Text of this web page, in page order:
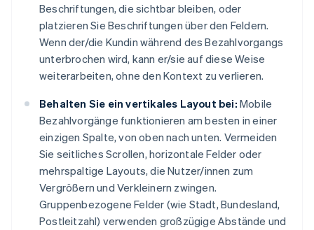
Beschriftungen, die sichtbar bleiben, oder
platzieren Sie Beschriftungen über den Feldern.
Wenn der/die Kundin während des Bezahlvorgangs
unterbrochen wird, kann er/sie auf diese Weise
weiterarbeiten, ohne den Kontext zu verlieren.
Behalten Sie ein vertikales Layout bei: Mobile
Bezahlvorgänge funktionieren am besten in einer
einzigen Spalte, von oben nach unten. Vermeiden
Sie seitliches Scrollen, horizontale Felder oder
mehrspaltige Layouts, die Nutzer/innen zum
Vergrößern und Verkleinern zwingen.
Gruppenbezogene Felder (wie Stadt, Bundesland,
Postleitzahl) verwenden großzügige Abstände und